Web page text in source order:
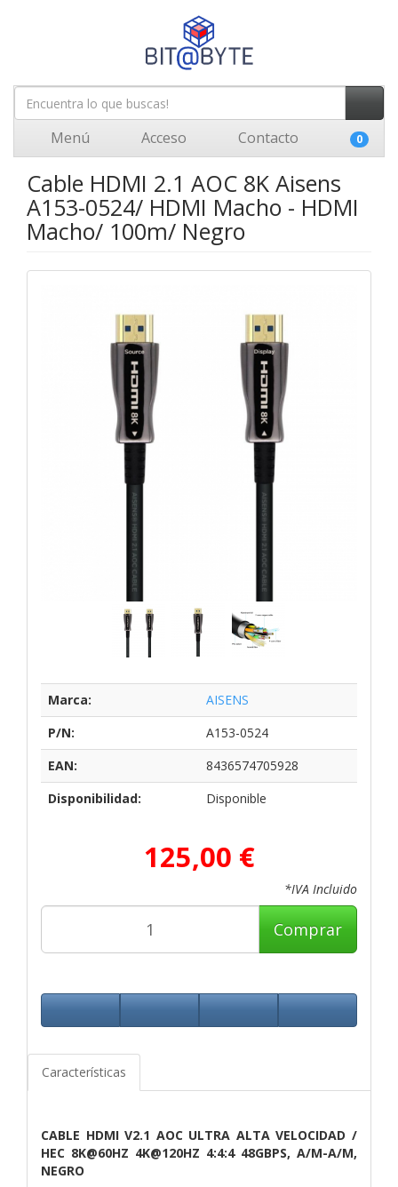
Menú Acceso Contacto 0
Cable HDMI 2.1 AOC 8K Aisens
A153-0524/ HDMI Macho - HDMI
Macho/ 100m/ Negro
Marca:
AISENS
P/N:
A153-0524
EAN:
8436574705928
Disponibilidad:
Disponible
125,00 €
*IVA Incluido
Comprar
Características
CABLE HDMI V2.1 AOC ULTRA ALTA VELOCIDAD /
HEC 8K@60HZ 4K@120HZ 4:4:4 48GBPS, A/M-A/M,
NEGRO